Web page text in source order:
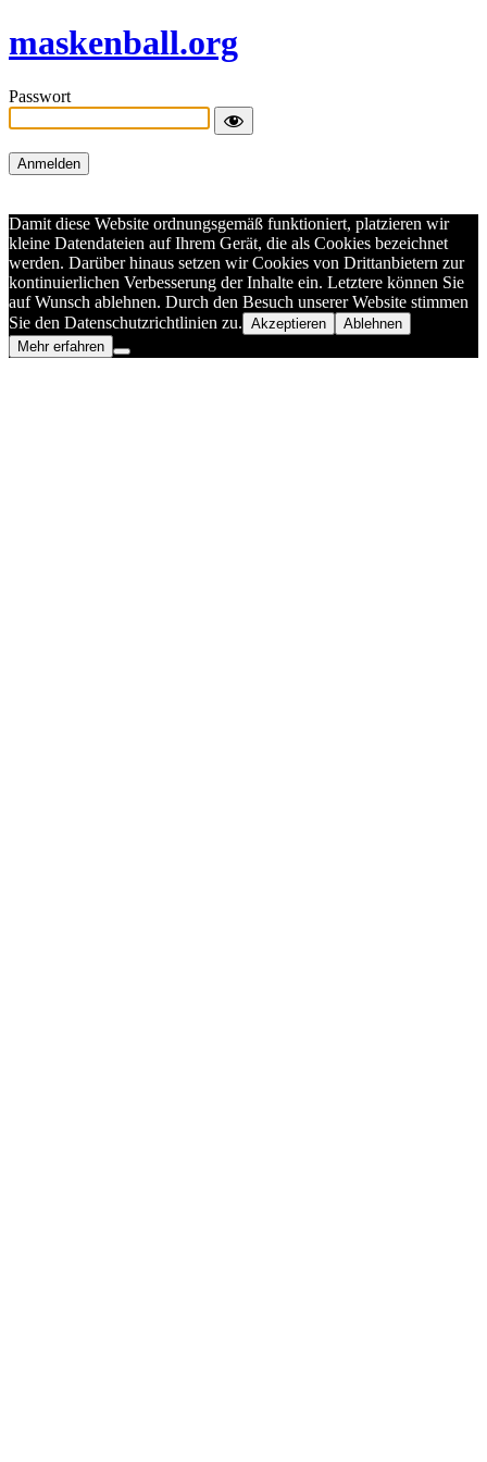
maskenball.org
Passwort
Damit diese Website ordnungsgemäß funktioniert, platzieren wir
kleine Datendateien auf Ihrem Gerät, die als Cookies bezeichnet
werden. Darüber hinaus setzen wir Cookies von Drittanbietern zur
kontinuierlichen Verbesserung der Inhalte ein. Letztere können Sie
auf Wunsch ablehnen. Durch den Besuch unserer Website stimmen
Sie den Datenschutzrichtlinien zu. Akzeptieren
Ablehnen
Mehr erfahren